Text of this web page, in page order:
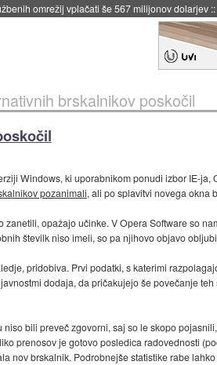
omrežij vplačati še 567 milijonov dolarjev ::
brskalnikov poskočil
Windows, ki uporabnikom ponudi izbor IE-
pozanimali, ali po splavitvi novega okna
zanetili, opažajo učinke. V Opera Software so
številk niso imeli, so pa njihovo objavo
pridobiva. Prvi podatki, s katerimi
dodaja, da pričakujejo še povečanje
bili preveč zgovorni, saj so le skopo
prenosov je gotovo posledica radovednosti
nov brskalnik. Podrobnejše statistike rabe